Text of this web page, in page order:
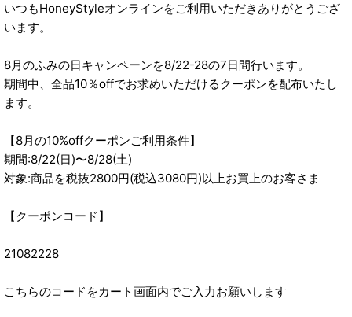
いつもHoneyStyleオンラインをご利用いただきありがとうござ
います。
8月のふみの日キャンペーンを8/22-28の7日間行います。
期間中、全品10％offでお求めいただけるクーポンを配布いたし
ます。
【8月の10%offクーポンご利用条件】
期間:8/22(日)〜8/28(土)
対象:商品を税抜2800円(税込3080円)以上お買上のお客さま
【クーポンコード】
21082228
こちらのコードをカート画面内でご入力お願いします